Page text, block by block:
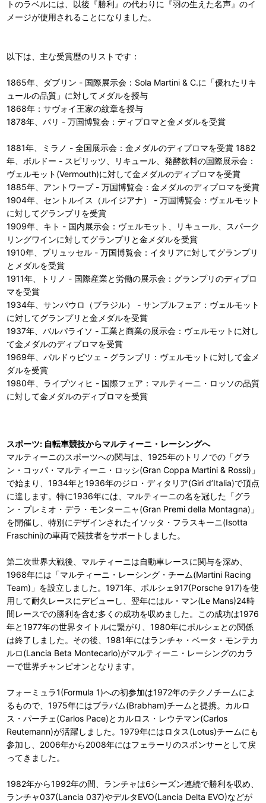
トのラベルには、以後『勝利』の代わりに『羽の生えた名声』のイ
メージが使用されることになりました。
以下は、主な受賞歴のリストです：
1865年、ダブリン - 国際展示会：Sola Martini & C.に「優れたリキ
ュールの品質」に対してメダルを授与
1868年：サヴォイ王家の紋章を授与
1878年、パリ - 万国博覧会：ディプロマと金メダルを受賞
1881年、ミラノ - 全国展示会：金メダルのディプロマを受賞 1882
年、ボルドー - スピリッツ、リキュール、発酵飲料の国際展示会：
ヴェルモット(Vermouth)に対して金メダルのディプロマを受賞
1885年、アントワープ - 万国博覧会：金メダルのディプロマを受賞
1904年、セントルイス（ルイジアナ） - 万国博覧会：ヴェルモット
に対してグランプリを受賞
1909年、キト - 国内展示会：ヴェルモット、リキュール、スパーク
リングワインに対してグランプリと金メダルを受賞
1910年、ブリュッセル - 万国博覧会：イタリアに対してグランプリ
とメダルを受賞
1911年、トリノ - 国際産業と労働の展示会：グランプリのディプロ
マを受賞
1934年、サンパウロ（ブラジル） - サンプルフェア：ヴェルモット
に対してグランプリと金メダルを受賞
1937年、バルパライソ - 工業と商業の展示会：ヴェルモットに対し
て金メダルのディプロマを受賞
1969年、パルドゥビツェ - グランプリ：ヴェルモットに対して金メ
ダルを受賞
1980年、ライプツィヒ - 国際フェア：マルティーニ・ロッソの品質
に対して金メダルのディプロマを受賞
スポーツ: 自転車競技からマルティーニ・レーシングへ
マルティーニのスポーツへの関与は、1925年のトリノでの「グラ
ン・コッパ・マルティーニ・ロッシ(Gran Coppa Martini & Rossi)」
で始まり、1934年と1936年のジロ・ディタリア(Giri d’Italia)で頂点
に達します。特に1936年には、マルティーニの名を冠した「グラ
ン・プレミオ・デラ・モンターニャ(Gran Premi della Montagna)」
を開催し、特別にデザインされたイソッタ・フラスキーニ(Isotta
Fraschini)の車両で競技者をサポートしました。
第二次世界大戦後、マルティーニは自動車レースに関与を深め、
1968年には「マルティーニ・レーシング・チーム(Martini Racing
Team)」を設立しました。1971年、ポルシェ917(Porsche 917)を使
用して耐久レースにデビューし、翌年にはル・マン(Le Mans)24時
間レースでの勝利を含む多くの成功を収めました。この成功は1976
年と1977年の世界タイトルに繋がり、1980年にポルシェとの関係
は終了しました。その後、1981年にはランチャ・ベータ・モンテカ
ルロ(Lancia Beta Montecarlo)がマルティーニ・レーシングのカラ
ーで世界チャンピオンとなります。
フォーミュラ1(Formula 1)への初参加は1972年のテクノチームによ
るもので、1975年にはブラバム(Brabham)チームと提携。カルロ
ス・パーチェ(Carlos Pace)とカルロス・レウテマン(Carlos
Reutemann)が活躍しました。1979年にはロタス(Lotus)チームにも
参加し、2006年から2008年にはフェラーリのスポンサーとして戻
ってきました。
1982年から1992年の間、ランチャは6シーズン連続で勝利を収め、
ランチャ037(Lancia 037)やデルタEVO(Lancia Delta EVO)などが